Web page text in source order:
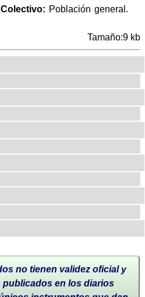
Población general.
Tamaño:9 kb
no tienen validez oficial y
en los diarios